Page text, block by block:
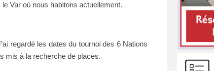
Var où nous habitons actuellement.
regardé les dates du tournoi des 6 Nations
mis à la recherche de places.